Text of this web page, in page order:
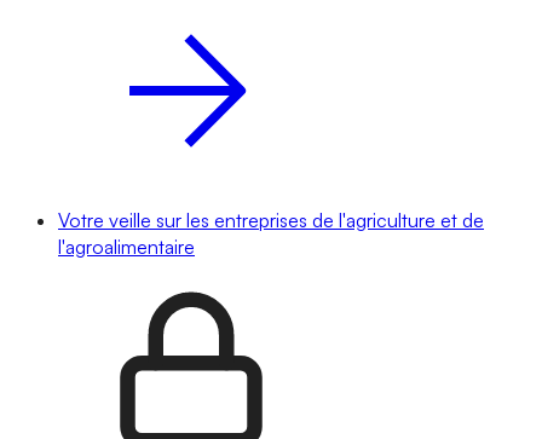
Votre veille sur les entreprises de l'agriculture et de
l'agroalimentaire